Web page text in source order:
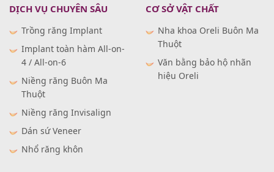
DỊCH VỤ CHUYÊN SÂU
Trồng răng Implant
Implant toàn hàm All-on-
4 / All-on-6
Niềng răng Buôn Ma
Thuột
Niềng răng Invisalign
Dán sứ Veneer
Nhổ răng khôn
CƠ SỞ VẬT CHẤT
Nha khoa Oreli Buôn Ma
Thuột
Văn bằng bảo hộ nhãn
hiệu Oreli